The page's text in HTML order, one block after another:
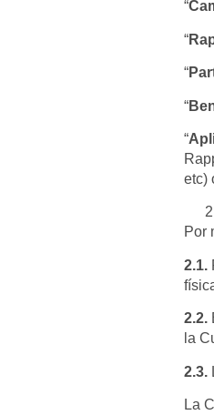
“
“
“
“
“
etc)
Por
2.1.
2.2.
la
2.3.
La